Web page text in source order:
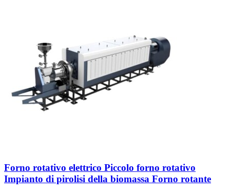
Forno rotativo elettrico Piccolo forno rotativo
Impianto di pirolisi della biomassa Forno rotante